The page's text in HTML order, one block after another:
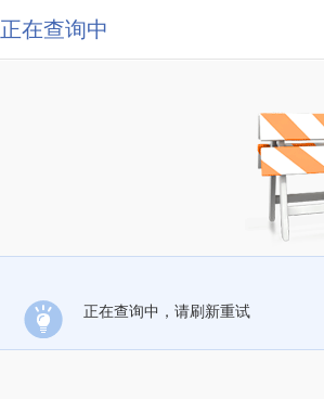
正在查询中
正在查询中，请刷新重试